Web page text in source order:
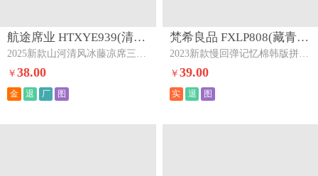
航途席业 HTXYE939(清风深棕-三明治)下架
2025新款山河清风冰藤凉席三明治款无纺布款清风深棕-三明治
￥38.00
金 退 厂 图
梵希良品 FXLP808(藏青拼色（白空气棉+藏青网布))下架
2023新款慢回弹记忆棉韩版拼色枕头颈椎枕头护颈记忆枕厂家定制藏青拼色（白空气棉+藏青网布)
￥ 39.00
实 退 图